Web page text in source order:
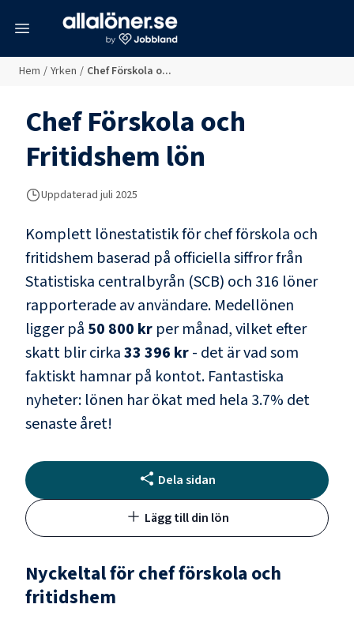
Hem / Yrken / Chef Förskola o...
Chef Förskola och
Fritidshem lön
Uppdaterad juli 2025
Komplett lönestatistik förchef förskola och
fritidshem baserad på officiella siffror från
Statistiska centralbyrån (SCB) och 316 löner
rapporterade av användare. Medellönen
ligger på 50 800 kr per månad, vilket efter
skatt blir cirka33 396 kr- det är vad som
faktiskt hamnar på kontot. Fantastiska
nyheter: lönen har ökat med hela 3.7% det
senaste året!
Dela sidan
Lägg till din lön
Nyckeltal förchef förskola och
fritidshem